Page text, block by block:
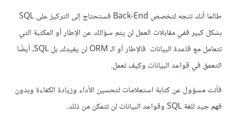
طالما أنك تتجه لتخصص Back-End فستحتاج إلى التركيز على SQL
بشكل كبير ففي مقابلات العمل لن يتم سؤالك عن الإطار أو المكتبة التي
تتعامل مع قاعدة البيانات فالإطار أو الـ ORM لن يفيدك، بل SQL، أيضًا
التعمق في قواعد البيانات وكيف تعمل.
فأنت مسؤول عن كتابة استعلامات لتحسين الأداء وزيادة الكفاءة وبدون
فهم جيد للغة SQL وقواعد البيانات لن تتمكن من ذلك.